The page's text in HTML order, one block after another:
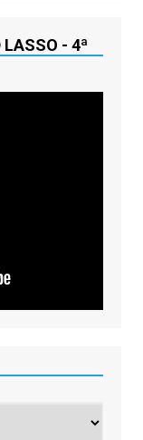
LASSO - 4ª